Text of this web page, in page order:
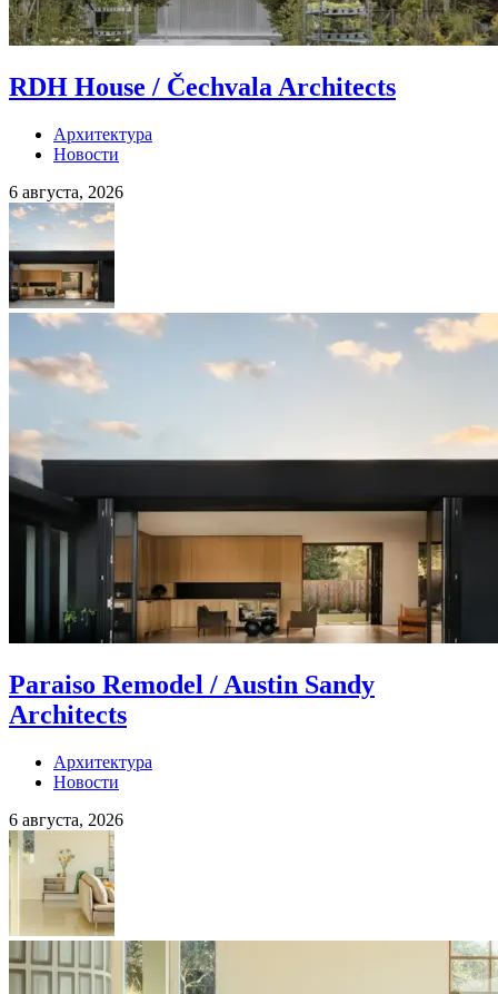
RDH House / Čechvala Architects
Архитектура
Новости
6 августа, 2026
Paraiso Remodel / Austin Sandy
Architects
Архитектура
Новости
6 августа, 2026